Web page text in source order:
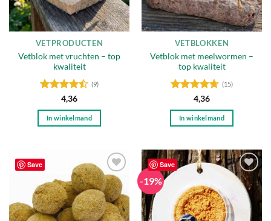
worden
op
de
productpagina
worden
op
de
productpagina
VETPRODUCTEN
Vetblok met vruchten – top
kwaliteit
Gewaardeerd
4.44uit 5
(9)
4,36
In winkelmand
VETBLOKKEN
Vetblok met meelwormen –
top kwaliteit
Gewaardeerd
4.67uit 5
(15)
4,36
In winkelmand
Save
Toevoegen
aan
verlanglijst
Save
-19%
Toevoegen
aan
verlanglijst